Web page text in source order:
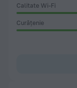
Calitate Wi-Fi
Curățenie